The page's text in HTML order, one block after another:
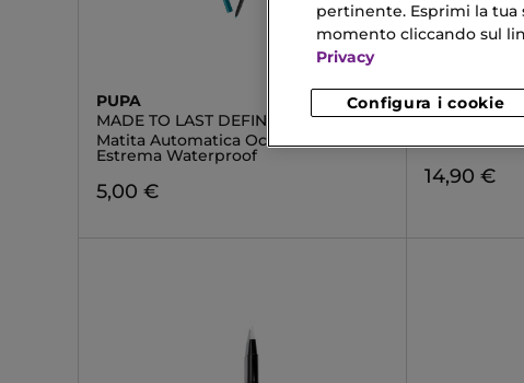
PUPA
MADE TO LAST DEFINITION EYES
Matita Automatica Occhi Tenuta
Estrema Waterproof
5,00 €
1984
14,90 €
pertinente. Esprimi la tua
momento cliccando sul
Privacy
Configura i cookie